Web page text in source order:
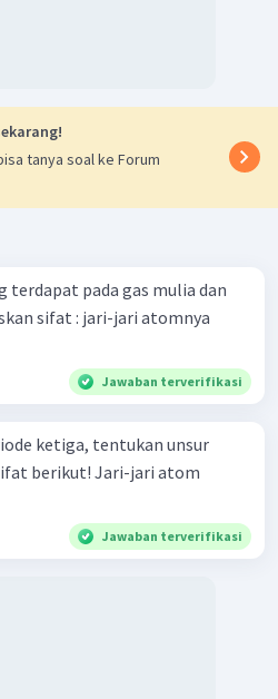
tanya soal ke Forum
terdapat pada gas mulia dan
jari atomnya
Jawaban terverifikasi
ketiga, tentukan unsur
Jari-jari atom
Jawaban terverifikasi